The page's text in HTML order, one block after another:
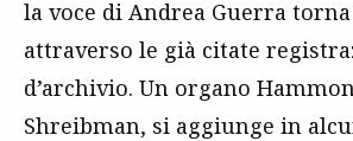
la voce di Andrea Guerra
attraverso le già citate
d’archivio. Un organo
Shreibman, si aggiunge in